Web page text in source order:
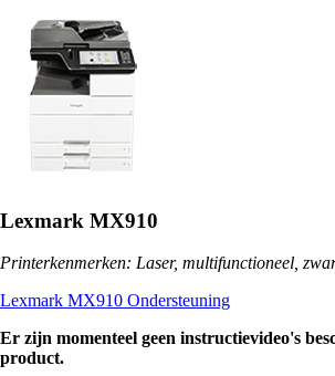
Lexmark MX910
Printerkenmerken: Laser, multifunctioneel,
Lexmark MX910 Ondersteuning
Er zijn momenteel geen instructievideo's
product.